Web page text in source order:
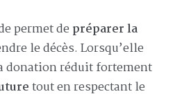
permet de préparer la
le décès. Lorsqu’elle
donation réduit fortement
tout en respectant le